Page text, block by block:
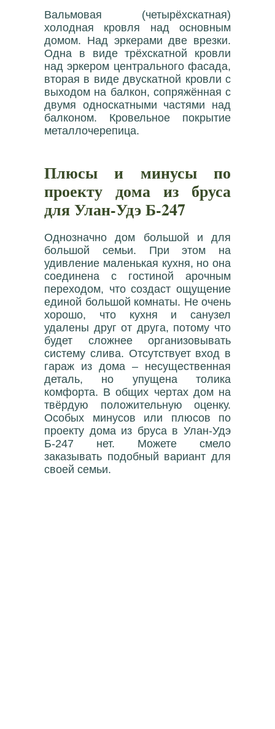
Вальмовая (четырёхскатная)
холодная кровля над основным
домом. Над эркерами две врезки.
Одна в виде трёхскатной кровли
над эркером центрального фасада,
вторая в виде двускатной кровли с
выходом на балкон, сопряжённая с
двумя односкатными частями над
балконом. Кровельное покрытие
металлочерепица.
Плюсы и минусы по
проекту дома из бруса
для Улан-Удэ Б-247
Однозначно дом большой и для
большой семьи. При этом на
удивление маленькая кухня, но она
соединена с гостиной арочным
переходом, что создаст ощущение
единой большой комнаты. Не очень
хорошо, что кухня и санузел
удалены друг от друга, потому что
будет сложнее организовывать
систему слива. Отсутствует вход в
гараж из дома – несущественная
деталь, но упущена толика
комфорта. В общих чертах дом на
твёрдую положительную оценку.
Особых минусов или плюсов по
проекту дома из бруса в Улан-Удэ
Б-247 нет. Можете смело
заказывать подобный вариант для
своей семьи.